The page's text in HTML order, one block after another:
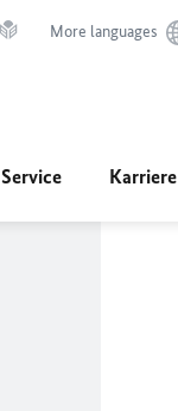
More languages
Service Karriere